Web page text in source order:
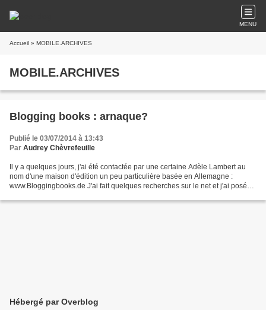
MENU
Accueil » MOBILE.ARCHIVES
MOBILE.ARCHIVES
Blogging books : arnaque?
Publié le 03/07/2014 à 13:43
Par Audrey Chèvrefeuille
Il y a quelques jours, j'ai été contactée par une certaine Adèle Lambert au
nom d'une maison d'édition un peu particulière basée en Allemagne :
www.Bloggingbooks.de J'ai fait quelques recherches sur le net et j'ai posé
Hébergé par Overblog